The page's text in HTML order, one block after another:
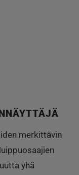
merkittävin
yhä